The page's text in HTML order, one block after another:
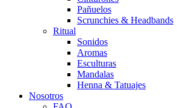
Pañuelos
Scrunchies & Headbands
Ritual
Sonidos
Aromas
Esculturas
Mandalas
Henna & Tatuajes
Nosotros